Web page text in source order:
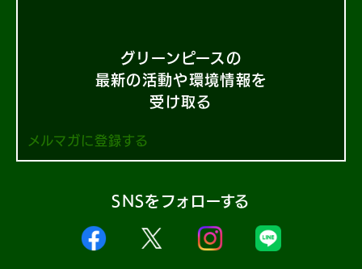
グリーンピースの
最新の活動や環境情報を
受け取る
メルマガに登録する
SNSをフォローする